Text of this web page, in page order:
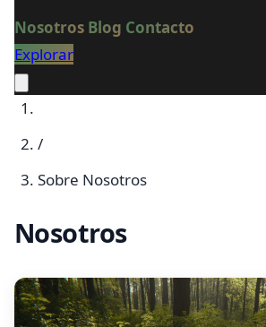
Nosotros Blog Contacto
Explorar
/
Sobre Nosotros
Nosotros